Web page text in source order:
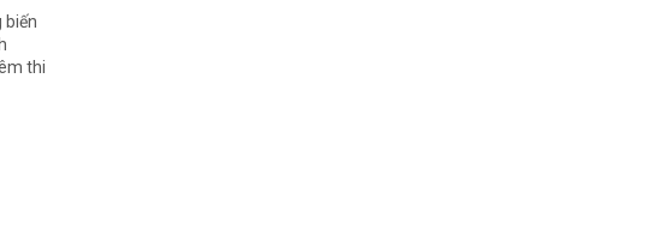
biến
thi